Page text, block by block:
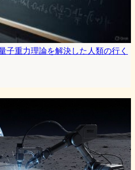
重力理論を解決した人類の行く